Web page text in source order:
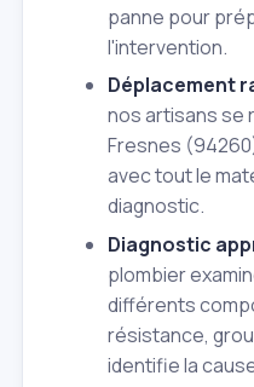
panne pour
l'intervention.
Déplacement
nos artisans se
Fresnes
avec tout le
diagnostic.
Diagnostic
plombier
différents
résistance,
identifie la